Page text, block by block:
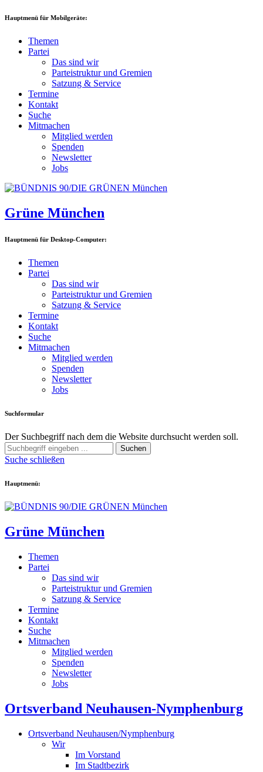
Hauptmenü für Mobilgeräte:
Themen
Partei
Das sind wir
Parteistruktur und Gremien
Satzung & Service
Termine
Kontakt
Suche
Mitmachen
Mitglied werden
Spenden
Newsletter
Jobs
Grüne München
Hauptmenü für Desktop-Computer:
Themen
Partei
Das sind wir
Parteistruktur und Gremien
Satzung & Service
Termine
Kontakt
Suche
Mitmachen
Mitglied werden
Spenden
Newsletter
Jobs
Suchformular
Der Suchbegriff nach dem die Website durchsucht werden soll.
Suchen
Suche schließen
Hauptmenü:
Grüne München
Themen
Partei
Das sind wir
Parteistruktur und Gremien
Satzung & Service
Termine
Kontakt
Suche
Mitmachen
Mitglied werden
Spenden
Newsletter
Jobs
Ortsverband Neuhausen-Nymphenburg
Ortsverband Neuhausen/Nymphenburg
Wir
Im Vorstand
Im Stadtbezirk